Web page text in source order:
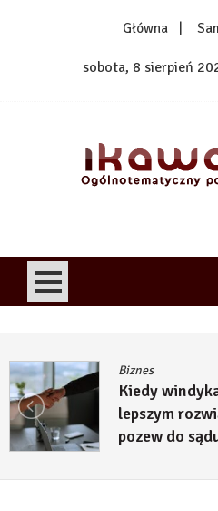
Główna
sobota, 8 sierpień
Biznes
Kiedy
lepszym
pozew do